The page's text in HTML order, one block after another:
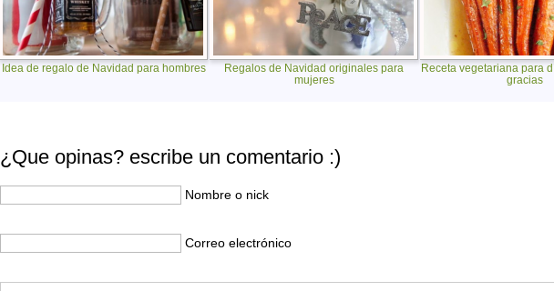
Idea de regalo de Navidad para hombres
Regalos de Navidad originales para
mujeres
Receta vegetariana para
gracias
¿Que opinas? escribe un comentario :)
Nombre o nick
Correo electrónico